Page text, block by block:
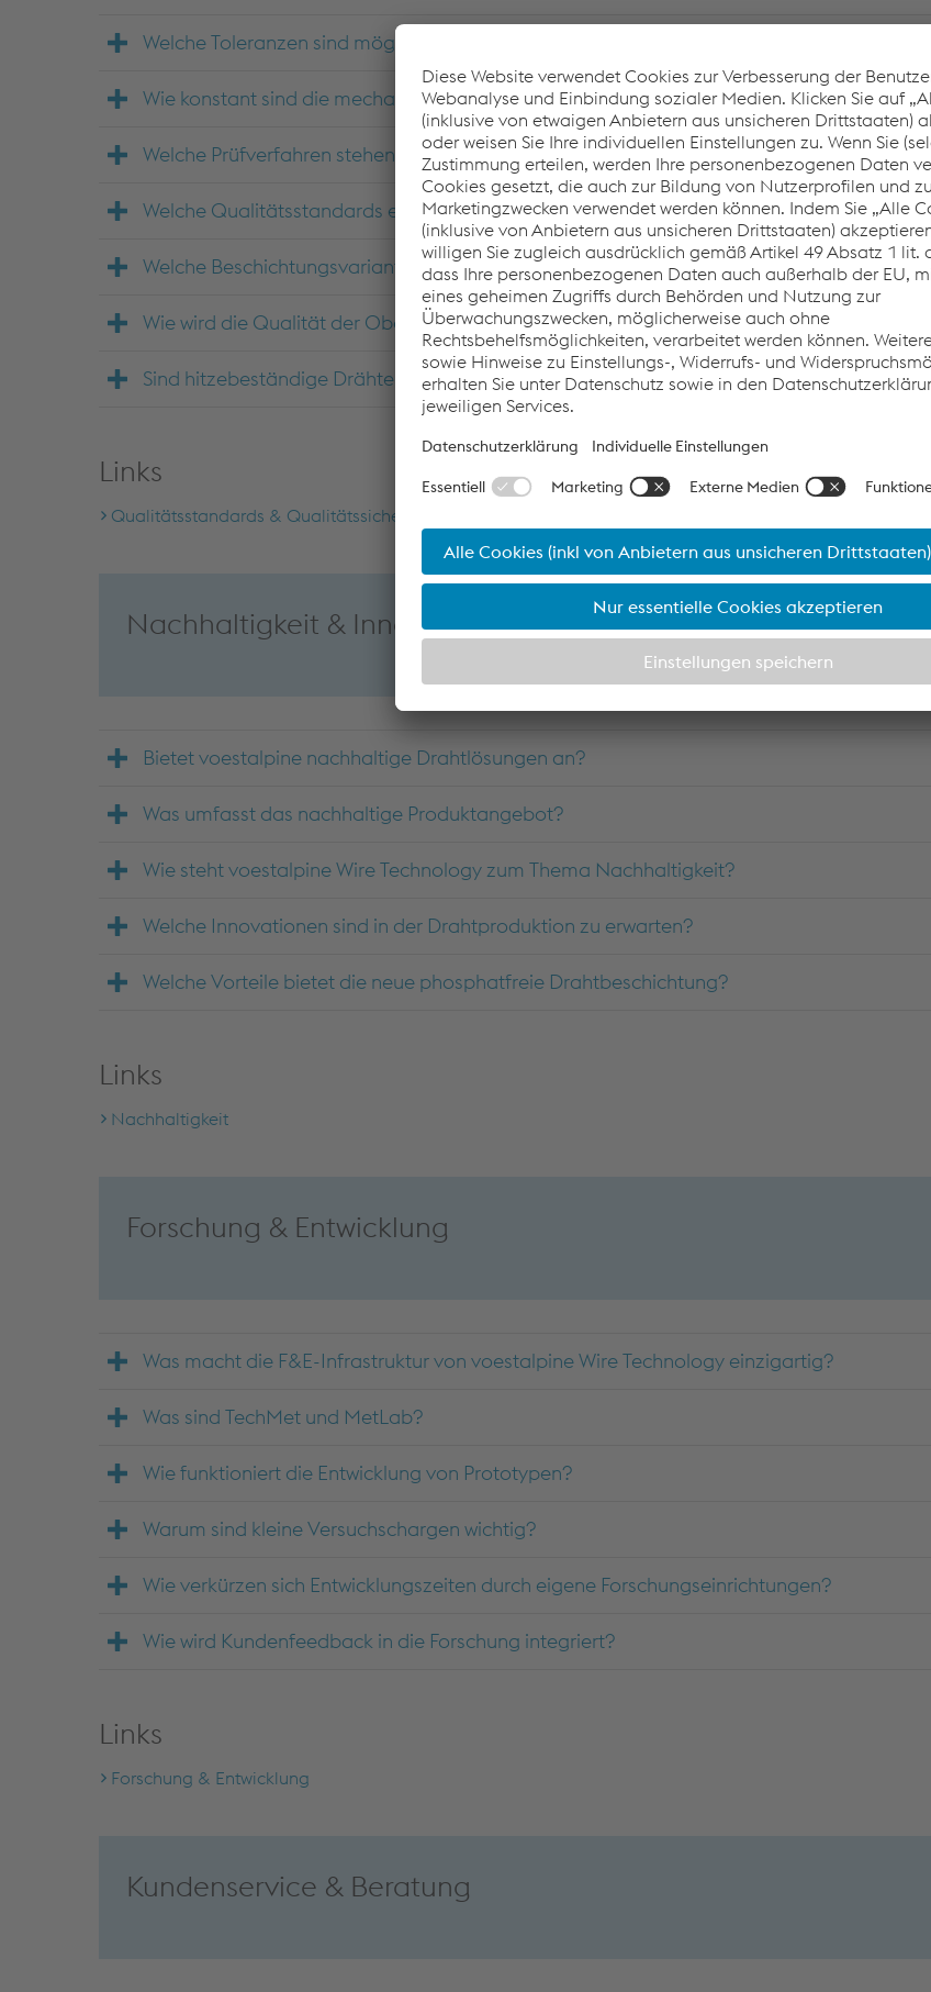
Welche Toleranzen sind möglich?
Wie konstant sind die mechanisch-technologischen Eigenschaften?
Welche Prüfverfahren stehen zur Verfügung?
Welche Qualitätsstandards erfüllt voestalpine Wire Technology?
Welche Beschichtungsvarianten sind verfügbar?
Wie wird die Qualität der Oberfläche sichergestellt?
Sind hitzebeständige Drähte verfügbar?
Links
Qualitätsstandards & Qualitätssicherung
Nachhaltigkeit & Innovation
Bietet voestalpine nachhaltige Drahtlösungen an?
Was umfasst das nachhaltige Produktangebot?
Wie steht voestalpine Wire Technology zum Thema Nachhaltigkeit?
Welche Innovationen sind in der Drahtproduktion zu erwarten?
Welche Vorteile bietet die neue phosphatfreie Drahtbeschichtung?
Links
Nachhaltigkeit
Forschung & Entwicklung
Was macht die F&E-Infrastruktur von voestalpine Wire Technology einzigartig?
Was sind TechMet und MetLab?
Wie funktioniert die Entwicklung von Prototypen?
Warum sind kleine Versuchschargen wichtig?
Wie verkürzen sich Entwicklungszeiten durch eigene Forschungseinrichtungen?
Wie wird Kundenfeedback in die Forschung integriert?
Links
Forschung & Entwicklung
Kundenservice & Beratung